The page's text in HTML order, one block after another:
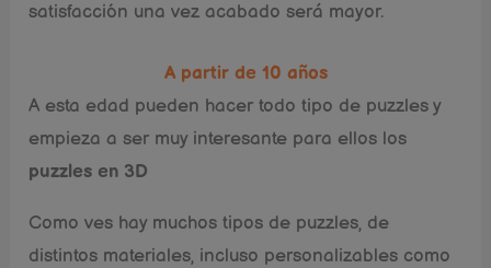
satisfacción una vez acabado será mayor.
A partir de 10 años
A esta edad pueden hacer todo tipo de puzzles y
empieza a ser muy interesante para ellos los
puzzles en 3D
Como ves hay muchos tipos de puzzles, de
distintos materiales, incluso personalizables como